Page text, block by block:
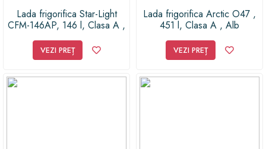
Lada frigorifica Star-Light
CFM-146AP, 146 l, Clasa A ,
VEZI PREȚ
Lada frigorifica Arctic O47 ,
451 l, Clasa A , Alb
VEZI PREȚ